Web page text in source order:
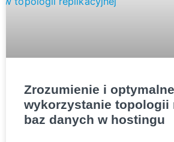
Zrozumienie i optymalne
wykorzystanie topologii
baz danych w hostingu